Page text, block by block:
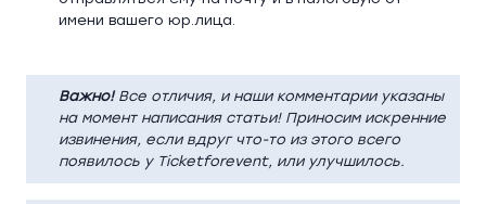
имени вашего юр.лица.
Важно!Все отличия, и наши комментарии указаны
на момент написания статьи! Приносим искренние
извинения, если вдруг что-то из этого всего
появилось у Ticketforevent, или улучшилось.